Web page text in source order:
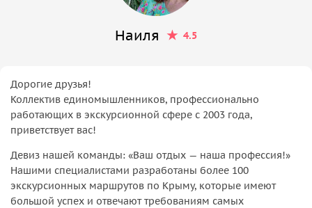
Наиля 4.5
Дорогие друзья!
Коллектив единомышленников, профессионально
работающих в экскурсионной сфере с 2003 года,
приветствует вас!
Девиз нашей команды: «Ваш отдых — наша профессия!»
Нашими специалистами разработаны более 100
экскурсионных маршрутов по Крыму, которые имеют
большой успех и отвечают требованиям самых